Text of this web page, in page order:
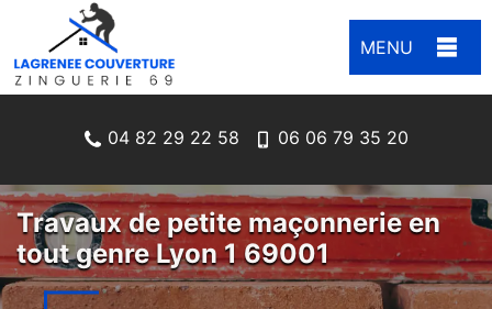
MENU
04 82 29 22 58 06 06 79 35 20
Travaux de petite maçonnerie en
tout genre Lyon 1 69001